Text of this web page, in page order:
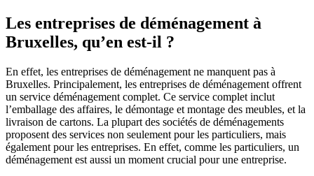
Les entreprises de déménagement à
Bruxelles, qu’en est-il ?
En effet, les entreprises de déménagement ne manquent pas à
Bruxelles. Principalement, les entreprises de déménagement offrent
un service déménagement complet. Ce service complet inclut
l’emballage des affaires, le démontage et montage des meubles, et la
livraison de cartons. La plupart des sociétés de déménagements
proposent des services non seulement pour les particuliers, mais
également pour les entreprises. En effet, comme les particuliers, un
déménagement est aussi un moment crucial pour une entreprise.